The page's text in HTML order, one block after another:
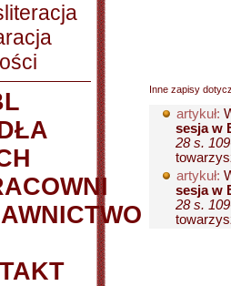
Inne zapisy
artykuł:
sesja w
28 s.
artykuł:
sesja w
28 s.